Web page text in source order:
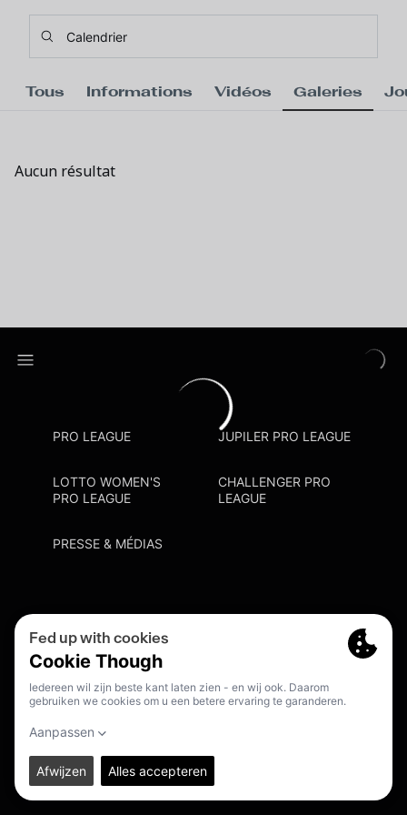
Introduisez votre recherche, attendez quelques
Tous Informations Vidéos Galeries
Aucun résultat
PRO LEAGUE JUPILER PRO LEAGUE
LOTTO WOMEN'S
PRO LEAGUE
CHALLENGER PRO
LEAGUE
PRESSE & MÉDIAS
Cookie Policy
Point De Contact Discrimination
© 2026. PRO LEAGUE. ALL RIGHTS RESERVED